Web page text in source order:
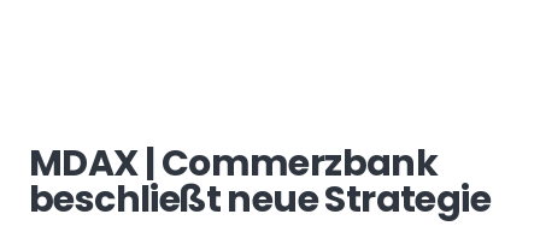
MDAX | Commerzbank
beschließt neue Strategie